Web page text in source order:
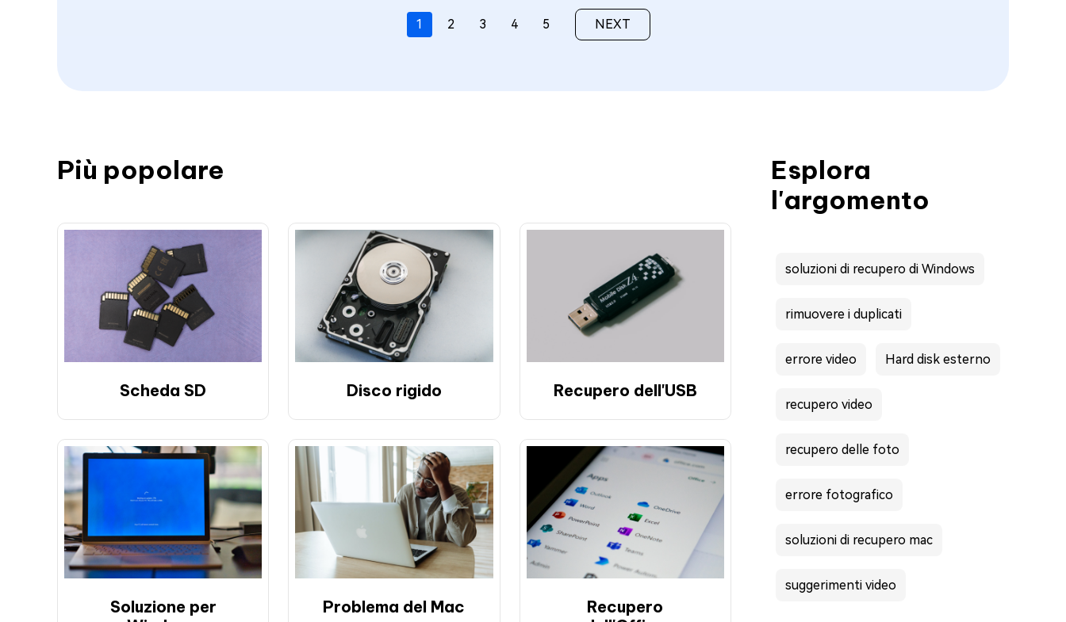
1 2 3 4 5 NEXT
Più popolare
Scheda SD Disco rigido Recupero dell'USB
Soluzione per
Problema del Mac
Recupero
Esplora
l'argomento
soluzioni di recupero di Windows
rimuovere i duplicati
errore video Hard disk esterno
recupero video
recupero delle foto
errore fotografico
soluzioni di recupero mac
suggerimenti video